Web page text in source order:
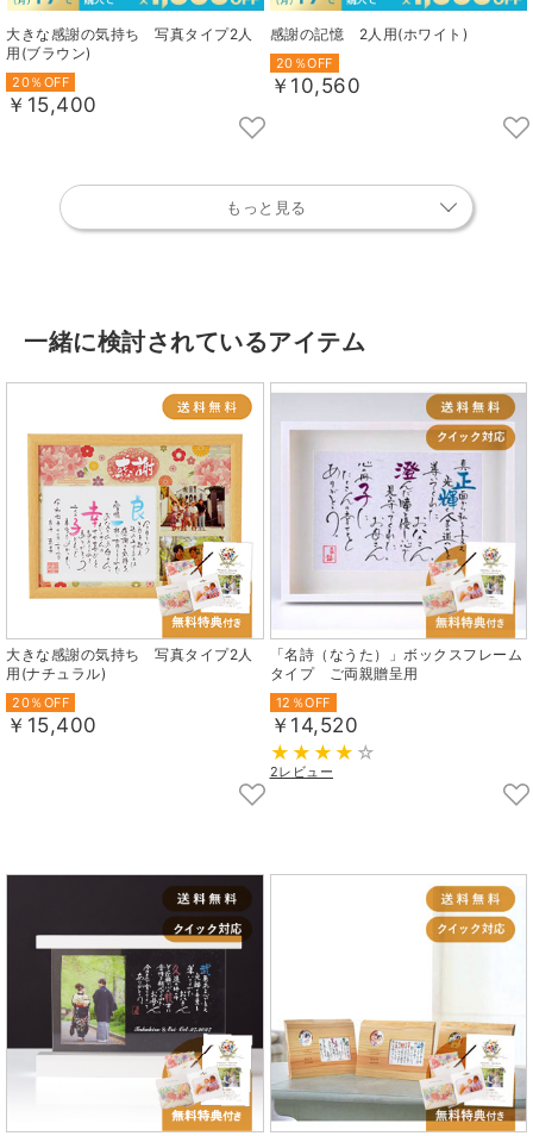
大きな感謝の気持ち 写真タイプ2人
用(ブラウン)
20％OFF
￥15,400
感謝の記憶 2人用(ホワイト)
20％OFF
￥10,560
もっと見る
一緒に検討されているアイテム
大きな感謝の気持ち 写真タイプ2人
用(ナチュラル)
20％OFF
￥15,400
「名詩（なうた）」ボックスフレーム
タイプ ご両親贈呈用
12％OFF
￥14,520
2レビュー